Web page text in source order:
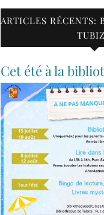
ARTICLES RÉCENTS:
Cet été à la